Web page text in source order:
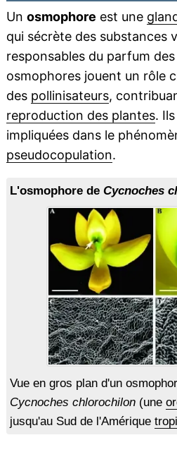
Un osmophore est une
qui sécrète des substances
responsables du parfum
osmophores jouent un rôle
des pollinisateurs,
reproduction des plantes.
impliquées dans le
pseudocopulation.
L'osmophore de Cycnoches
Vue en gros plan d'un
Cycnoches chlorochilon(une
jusqu'au Sud de l'Amérique